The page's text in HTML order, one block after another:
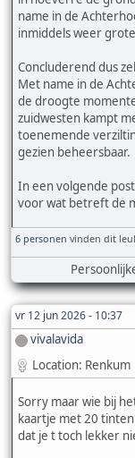
name in de
inmiddels weer
Concluderend dus
Met name in de
de droogte
zuidwesten kampt
toenemende
gezien beheersbaar.
In een volgende
voor wat betreft de
6 personen vinden dit
vr 12 jun 2026 - 10:37
vivalavida
Location: Renkum
Sorry maar wie bij
kaartje met 20
dat je t toch lekker